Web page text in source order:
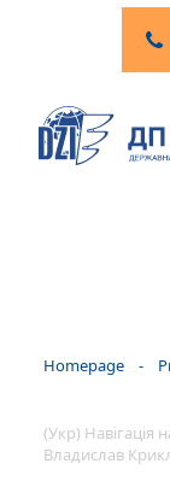
Homepage -
(Укр) Навігація
Владислав